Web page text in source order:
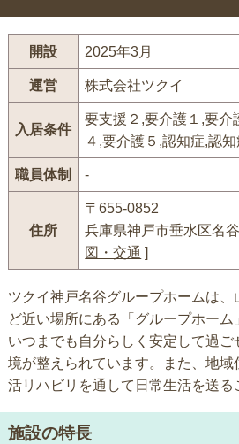
開設 2025年3月
運営 株式会社ツクイ
入居条件
要支援２,要介護１,要介
４,要介護５,認知症,認
職員体制 -
住所
〒655-0852
兵庫県神戸市垂水区名
図・交通 ]
ツクイ神戸名谷グループホームは、
ど近い場所にある「グループホー
いつまでも自分らしく安定して過
境が整えられています。また、地域
活リハビリを通して日常生活を送る
施設の特長